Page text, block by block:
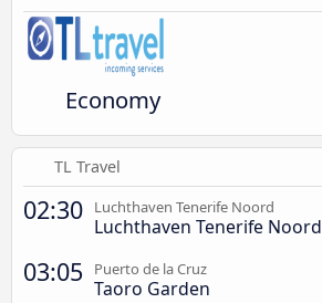
Economy
TL Travel
02:30 Luchthaven Tenerife Noord
Luchthaven Tenerife Noord
03:05 Puerto de la Cruz
Taoro Garden